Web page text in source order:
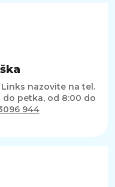
nazovite na tel.
petka, od 8:00 do
944